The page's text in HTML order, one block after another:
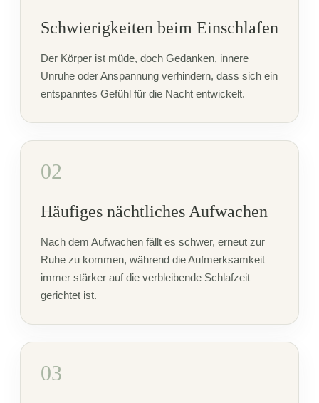
Schwierigkeiten beim Einschlafen
Der Körper ist müde, doch Gedanken, innere
Unruhe oder Anspannung verhindern, dass sich ein
entspanntes Gefühl für die Nacht entwickelt.
02
Häufiges nächtliches Aufwachen
Nach dem Aufwachen fällt es schwer, erneut zur
Ruhe zu kommen, während die Aufmerksamkeit
immer stärker auf die verbleibende Schlafzeit
gerichtet ist.
03